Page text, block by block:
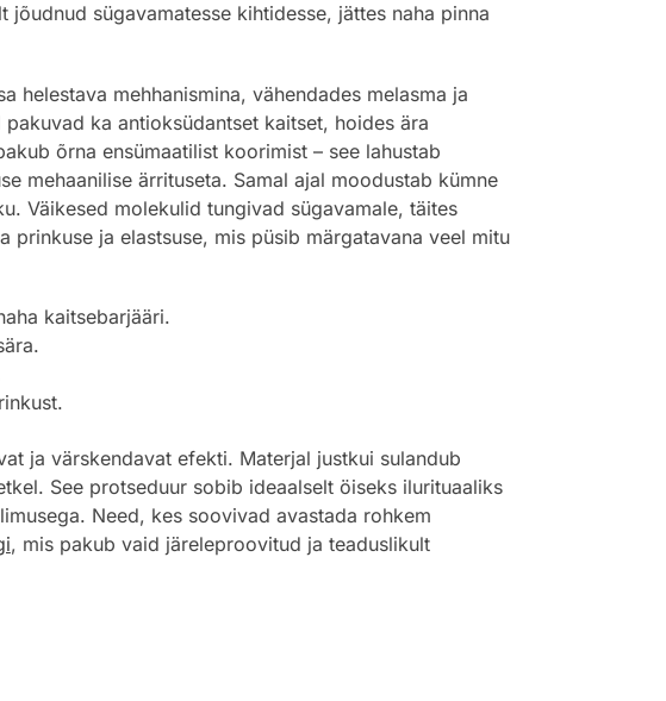
sügavamatesse kihtidesse, jättes naha pinna
helestava mehhanismina, vähendades melasma ja
ka antioksüdantset kaitset, hoides ära
õrna ensümaatilist koorimist – see lahustab
mehaanilise ärrituseta. Samal ajal moodustab kümne
Väikesed molekulid tungivad sügavamale, täites
ja elastsuse, mis püsib märgatavana veel mitu
kaitsebarjääri.
ja värskendavat efekti. Materjal justkui sulandub
See protseduur sobib ideaalselt öiseks ilurituaaliks
Need, kes soovivad avastada rohkem
, mis pakub vaid järeleproovitud ja teaduslikult